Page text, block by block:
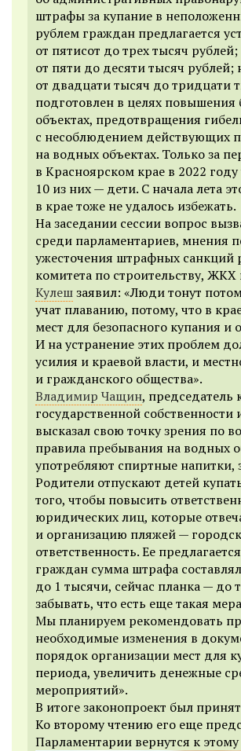
штрафы за купание в
рублем граждан предлагается
от пятисот до трех тысяч
от пяти до десяти тысяч
от двадцати тысяч до тридцати
подготовлен в целях повышения
объектах, предотвращения
с несоблюдением действующих
на водных объектах. Только за
в Красноярском крае в 2022
10 из них — дети. С начала лета
в крае тоже не удалось избежать.
На заседании сессии вопрос
среди парламентариев, мнения
ужесточения штрафных санкций
комитета по строительству,
Кулешзаявил: «Люди тонут
учат плаванию, потому, что в
мест для безопасного купания и
И на устранение этих проблем
усилия и краевой власти, и
и гражданского общества».
Владимир Чащин, председатель
государственной
высказал свою точку зрения по
правила пребывания на водных
употребляют спиртные напитки,
Родители отпускают детей
того, чтобы повысить
юридических лиц, которые
и организацию пляжей —
ответственность. Ее
граждан сумма штрафа
до 1 тысячи, сейчас планка — до
забывать, что есть еще такая
Мы планируем рекомендовать
необходимые изменения в
порядок организации мест для
периода, увеличить денежные
мероприятий».
В итоге законопроект был
Ко второму чтению его еще
Парламентарии вернутся к